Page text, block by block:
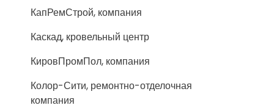
КапРемСтрой, компания
Каскад, кровельный центр
КировПромПол, компания
Колор-Сити, ремонтно-отделочная
компания